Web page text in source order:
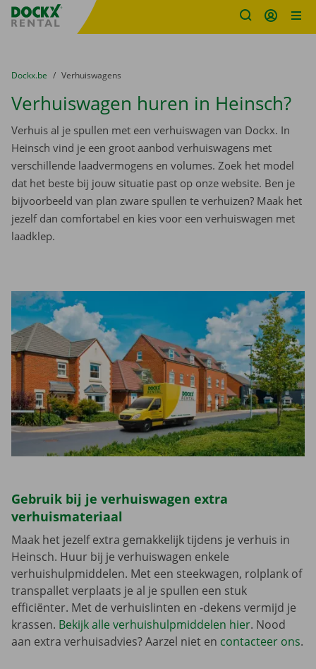
Fratello DEMO
U bevindt zich hier:
van
Dockx.be naar
Verhuiswagens
Verhuiswagen huren in Heinsch?
Verhuis al je spullen met een verhuiswagen van Dockx. In
Heinsch vind je een groot aanbod verhuiswagens met
verschillende laadvermogens en volumes. Zoek het model
dat het beste bij jouw situatie past op onze website. Ben je
bijvoorbeeld van plan zware spullen te verhuizen? Maak het
jezelf dan comfortabel en kies voor een verhuiswagen met
laadklep.
Gebruik bij je verhuiswagen extra
verhuismateriaal
Maak het jezelf extra gemakkelijk tijdens je verhuis in
Heinsch. Huur bij je verhuiswagen enkele
verhuishulpmiddelen. Met een steekwagen, rolplank of
transpallet verplaats je al je spullen een stuk
efficiënter. Met de verhuislinten en -dekens vermijd je
krassen. Bekijk alle verhuishulpmiddelen hier. Nood
aan extra verhuisadvies? Aarzel niet en contacteer ons.